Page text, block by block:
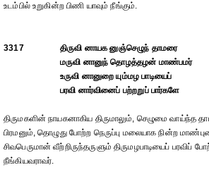
உடம்பில் உறுகின்ற பிணி யாவும் நீங்கும்.
3317
திருவி னாயக னுஞ்செழுந் தாமரை
மருவி னானுந் தொழத்தழன் மாண்பமர்
உருவி னானுறை யும்மழ பாடியைப்
பரவி னார்வினைப் பற்றறுப் பார்களே
திருமகளின் நாயகனாகிய திருமாலும், செழுமை வாய்ந்த
பிரமனும், தொழுது போற்ற நெருப்பு மலையாக நின்ற
சிவபெருமான் வீற்றிருந்தருளும் திருமழபாடியைப் பரவிப்
நீங்கியவராவர்.